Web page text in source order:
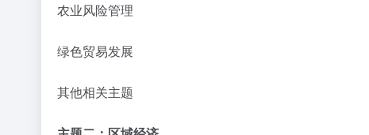
农业风险管理
绿色贸易发展
其他相关主题